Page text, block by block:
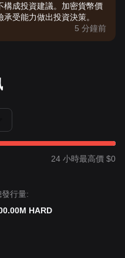
構成投資建議。加密貨幣價
受能力做出投資決策。
5 分鐘前
24 小時最高價 $0
發行量:
HARD